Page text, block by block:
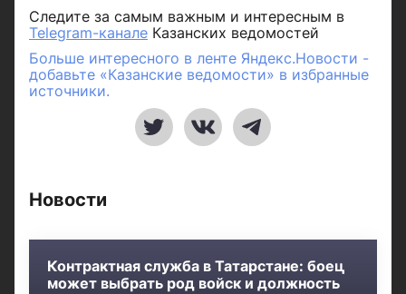
Следите за самым важным и интересным в
Telegram-канале Казанских ведомостей
Больше интересного в ленте Яндекс.Новости -
добавьте «Казанские ведомости» в избранные
источники.
Новости
Контрактная служба в Татарстане: боец
может выбрать род войск и должность